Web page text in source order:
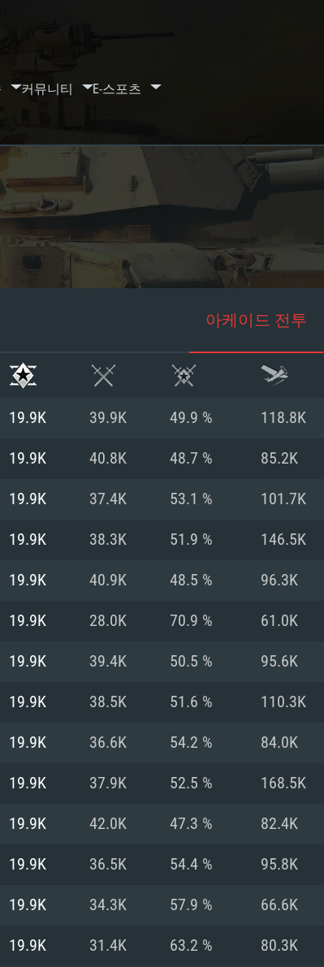
커뮤니티 E-스포츠
스템 요구사항
MAC
권장 사양
운영체제:
프로세서: Intel
메모리: 16 GB 이
Xeon 은 지
권장 사양
운영체제: Mac
프로세서: Core
권장 사양
운영체제:
프로세서: Intel
메모리: 16 GB
아케이드 전투
19.9K 39.9K 49.9 % 118.8K
19.9K 40.8K 48.7 % 85.2K
19.9K 37.4K 53.1 % 101.7K
19.9K 38.3K 51.9 % 146.5K
19.9K 40.9K 48.5 % 96.3K
19.9K 28.0K 70.9 % 61.0K
19.9K 39.4K 50.5 % 95.6K
19.9K 38.5K 51.6 % 110.3K
19.9K 36.6K 54.2 % 84.0K
19.9K 37.9K 52.5 % 168.5K
19.9K 42.0K 47.3 % 82.4K
19.9K 36.5K 54.4 % 95.8K
19.9K 34.3K 57.9 % 66.6K
19.9K 31.4K 63.2 % 80.3K